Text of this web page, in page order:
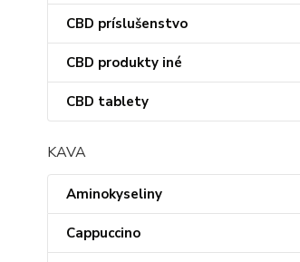
CBD príslušenstvo
CBD produkty iné
CBD tablety
KAVA
Aminokyseliny
Cappuccino